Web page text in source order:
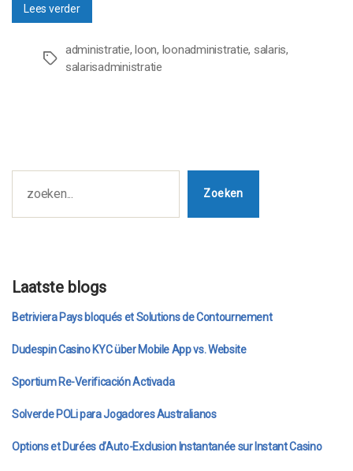
Lees verder
is
en
hoe
Tags
administratie,loon, loonadministratie, salaris,
salarisadministratie
Zoeken
Laatste blogs
Betriviera Pays bloqués et Solutions de Contournement
Dudespin Casino KYC über Mobile App vs. Website
Sportium Re-Verificación Activada
Solverde POLi para Jogadores Australianos
Options et Durées d’Auto-Exclusion Instantanée sur Instant Casino